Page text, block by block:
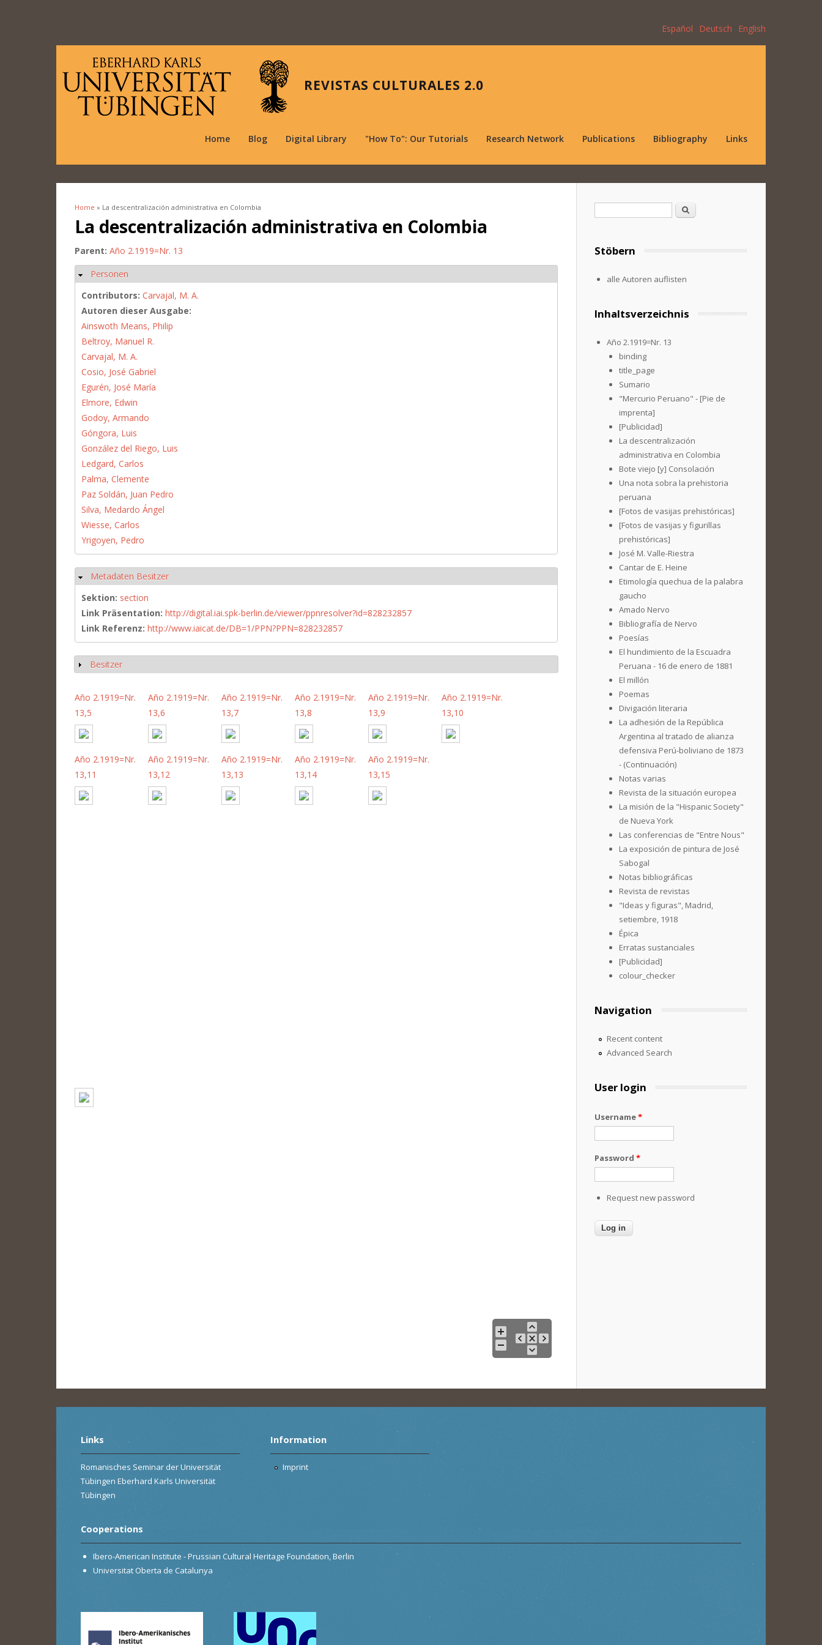
Español Deutsch English
REVISTAS CULTURALES 2.0
Home Blog Digital Library "How To": Our Tutorials Research Network Publications Bibliography Links
You are here
Home » La descentralización administrativa en Colombia
La descentralización administrativa en Colombia
Parent: Año 2.1919=Nr. 13
Hide
Personen
Contributors: Carvajal, M. A.
Autoren dieser Ausgabe:
Ainswoth Means, Philip
Beltroy, Manuel R.
Carvajal, M. A.
Cosio, José Gabriel
Egurén, José María
Elmore, Edwin
Godoy, Armando
Góngora, Luis
González del Riego, Luis
Ledgard, Carlos
Palma, Clemente
Paz Soldán, Juan Pedro
Silva, Medardo Ángel
Wiesse, Carlos
Yrigoyen, Pedro
Hide
Metadaten Besitzer
Sektion: section
Link Präsentation: http://digital.iai.spk-berlin.de/viewer/ppnresolver?id=828232857
Link Referenz: http://www.iaicat.de/DB=1/PPN?PPN=828232857
Show
Besitzer
Año 2.1919=Nr.
13,5
Año 2.1919=Nr.
13,6
Año 2.1919=Nr.
13,7
Año 2.1919=Nr.
13,8
Año 2.1919=Nr.
13,9
Año 2.1919=Nr.
13,10
Año 2.1919=Nr.
13,11
Año 2.1919=Nr.
13,12
Año 2.1919=Nr.
13,13
Año 2.1919=Nr.
13,14
Año 2.1919=Nr.
13,15
Search
Stöbern
alle Autoren auflisten
Inhaltsverzeichnis
Año 2.1919=Nr. 13
binding
title_page
Sumario
"Mercurio Peruano" - [Pie de
imprenta]
[Publicidad]
La descentralización
administrativa en Colombia
Bote viejo [y] Consolación
Una nota sobra la prehistoria
peruana
[Fotos de vasijas prehistóricas]
[Fotos de vasijas y figurillas
prehistóricas]
José M. Valle-Riestra
Cantar de E. Heine
Etimología quechua de la palabra
gaucho
Amado Nervo
Bibliografía de Nervo
Poesías
El hundimiento de la Escuadra
Peruana - 16 de enero de 1881
El millón
Poemas
Divigación literaria
La adhesión de la República
Argentina al tratado de alianza
defensiva Perú-boliviano de 1873
- (Continuación)
Notas varias
Revista de la situación europea
La misión de la "Hispanic Society"
de Nueva York
Las conferencias de "Entre Nous"
La exposición de pintura de José
Sabogal
Notas bibliográficas
Revista de revistas
"Ideas y figuras", Madrid,
setiembre, 1918
Épica
Erratas sustanciales
[Publicidad]
colour_checker
Navigation
Recent content
Advanced Search
User login
Username*
Password *
Request new password
Links
Romanisches Seminar der Universität
Tübingen Eberhard Karls Universität
Tübingen
Information
Imprint
Cooperations
Ibero-American Institute - Prussian Cultural Heritage Foundation, Berlin
Universitat Oberta de Catalunya